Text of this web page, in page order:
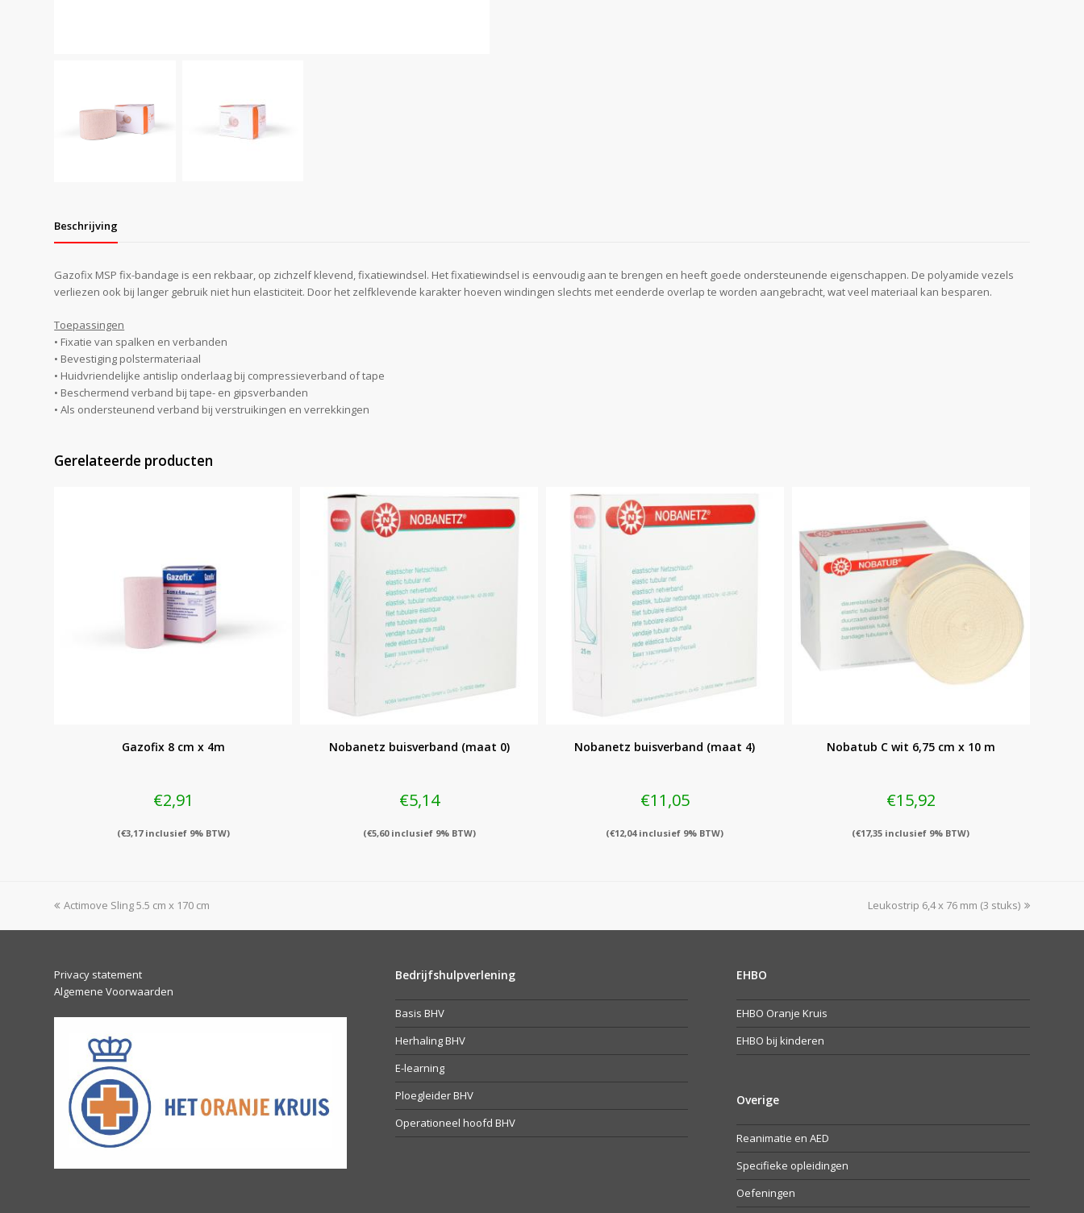
Beschrijving
Gazofix MSP fix-bandage is een rekbaar, op zichzelf klevend, fixatiewindsel. Het fixatiewindsel is eenvoudig aan te brengen en heeft goede ondersteunende eigenschappen. De polyamide vezels
verliezen ook bij langer gebruik niet hun elasticiteit. Door het zelfklevende karakter hoeven windingen slechts met eenderde overlap te worden aangebracht, wat veel materiaal kan besparen.
Toepassingen
• Fixatie van spalken en verbanden
• Bevestiging polstermateriaal
• Huidvriendelijke antislip onderlaag bij compressieverband of tape
• Beschermend verband bij tape- en gipsverbanden
• Als ondersteunend verband bij verstruikingen en verrekkingen
Gerelateerde producten
Gazofix 8 cm x 4m
€2,91
(€3,17inclusief 9% BTW)
Nobanetz buisverband (maat 0)
€5,14
(€5,60inclusief 9% BTW)
Nobanetz buisverband (maat 4)
€11,05
(€12,04inclusief 9% BTW)
Nobatub C wit 6,75 cm x 10 m
€15,92
(€17,35 inclusief 9% BTW)
previous
Actimove Sling 5.5 cm x 170 cm
next
Leukostrip 6,4 x 76 mm (3 stuks)
Privacy statement
Algemene Voorwaarden
Bedrijfshulpverlening
Basis BHV
Herhaling BHV
E-learning
Ploegleider BHV
Operationeel hoofd BHV
EHBO
EHBO Oranje Kruis
EHBO bij kinderen
Overige
Reanimatie en AED
Specifieke opleidingen
Oefeningen